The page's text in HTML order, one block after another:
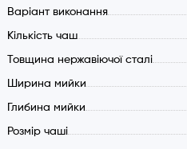
Варіант виконання
Кількість чаш
Товщина нержавіючої сталі
Ширина мийки
Глибина мийки
Розмір чаші